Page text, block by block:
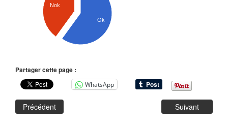
Nok
Ok
Partager cette page :
WhatsApp
Précédent Suivant